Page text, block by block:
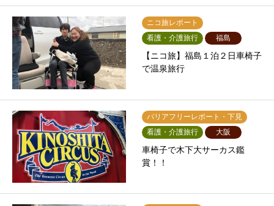
ニコ旅レポート
看護・介護旅行
福島
【ニコ旅】福島１泊２日車椅子
で温泉旅行
バリアフリーレポート・下見
看護・介護旅行
大阪
車椅子で木下大サーカス鑑
賞！！